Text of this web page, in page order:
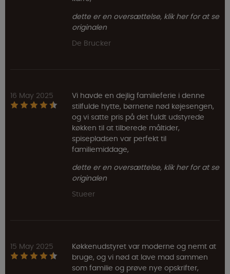
dette er en oversættelse, klik her for at se
originalen
De Brucker
16 May 2025
Vi havde en dejlig familieferie i denne
stilfulde hytte, børnene nød køjesengen,
og vi satte pris på det fuldt udstyrede
køkken til at tilberede måltider,
spisepladsen var perfekt til
familiemiddage,
dette er en oversættelse, klik her for at se
originalen
Stueer
15 May 2025
Køkkenudstyret var moderne og nemt at
bruge, og vi nød at lave mad sammen
som familie og prøve nye opskrifter,